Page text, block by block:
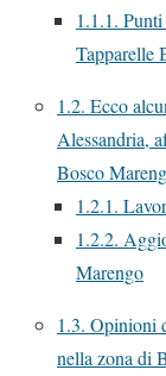
1.1.1.
Tapparelle
1.2. Ecco
Alessandria,
Bosco
1.2.1.
1.2.2.
Marengo
1.3. Opinioni
nella zona di